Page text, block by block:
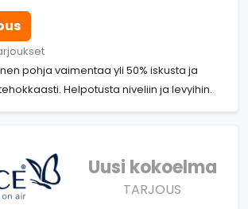
pohja vaimentaa yli 50% iskusta ja
Helpotusta niveliin ja levyihin.
Uusi kokoelma
TARJOUS